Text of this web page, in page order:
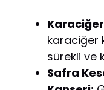
karaciğer
sürekli ve
Safra